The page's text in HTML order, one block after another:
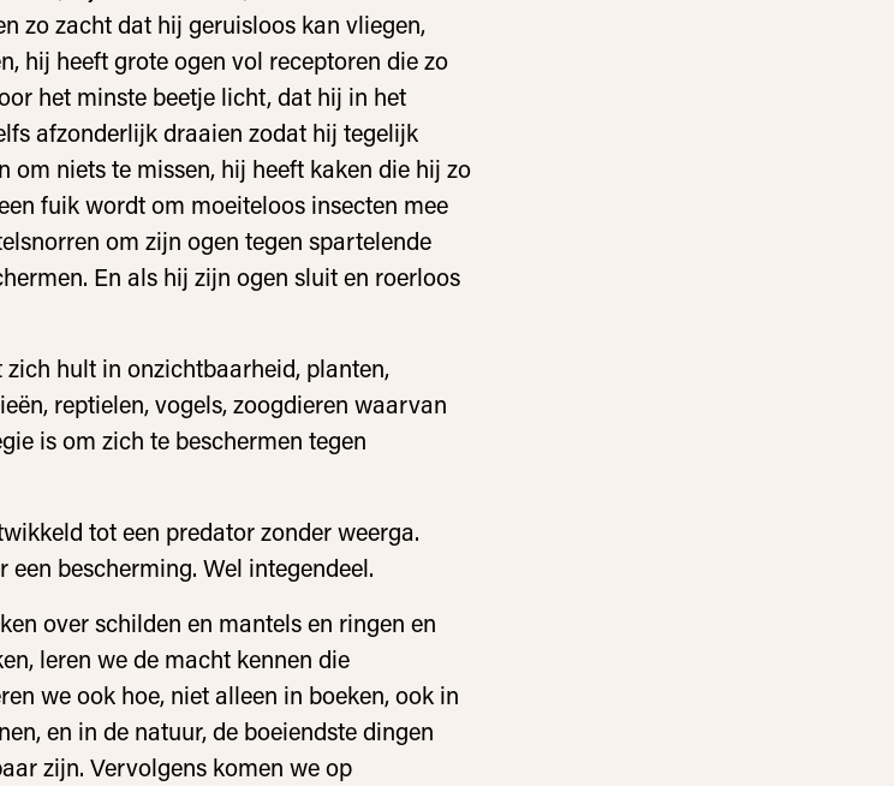
zo zacht dat hij geruisloos kan vliegen,
hij heeft grote ogen vol receptoren die zo
het minste beetje licht, dat hij in het
afzonderlijk draaien zodat hij tegelijk
niets te missen, hij heeft kaken die hij zo
fuik wordt om moeiteloos insecten mee
om zijn ogen tegen spartelende
En als hij zijn ogen sluit en roerloos
hult in onzichtbaarheid, planten,
reptielen, vogels, zoogdieren waarvan
is om zich te beschermen tegen
tot een predator zonder weerga.
bescherming. Wel integendeel.
over schilden en mantels en ringen en
leren we de macht kennen die
we ook hoe, niet alleen in boeken, ook in
en in de natuur, de boeiendste dingen
zijn. Vervolgens komen we op